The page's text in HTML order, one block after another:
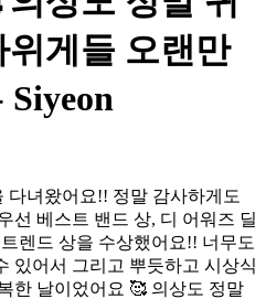
게들 오랜만
Siyeon
다녀왔어요!! 정말 감사하게도
선 베스트 밴드 상, 디 어워즈 딜
렌드 상을 수상했어요!! 너무도
있어서 그리고 뿌듯하고 시상식
한 날이었어요 🥰 의상도 정말